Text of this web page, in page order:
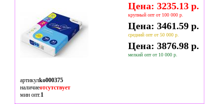
Цена: 3235.13 р.
крупный опт от 100 000 р.
Цена: 3461.59 р.
средний опт от 50 000 р.
Цена: 3876.98 р.
мелкий опт от 10 000 р.
артикулko000375
наличиеотсутствует
мин опт.1